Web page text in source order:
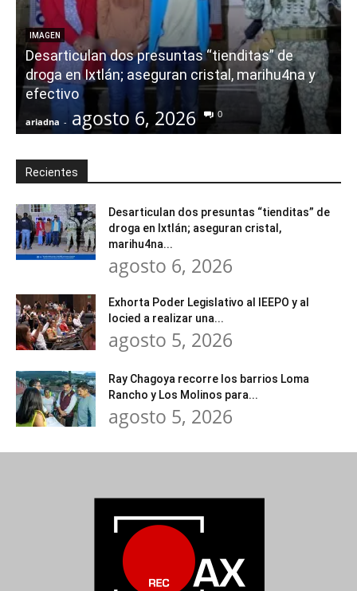
IMAGEN
Desarticulan dos presuntas “tienditas” de
droga en Ixtlán; aseguran cristal, marihu4na y
efectivo
ariadna - agosto 6, 2026 0
Recientes
Desarticulan dos presuntas “tienditas” de
droga en Ixtlán; aseguran cristal,
marihu4na...
agosto 6, 2026
Exhorta Poder Legislativo al IEEPO y al
Iocied a realizar una...
agosto 5, 2026
Ray Chagoya recorre los barrios Loma
Rancho y Los Molinos para...
agosto 5, 2026